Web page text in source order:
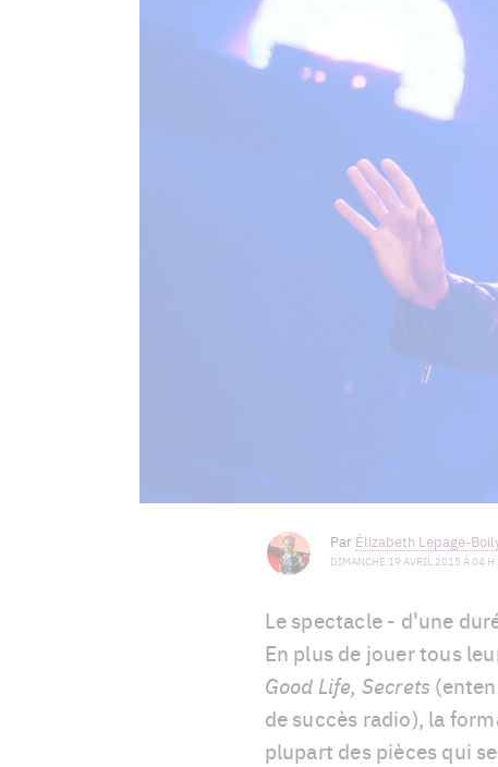
Par Élizabeth Lepage-
DIMANCHE 19 AVRIL 2015 À 04 H
Le spectacle - d'une
En plus de jouer tous
Good Life, Secrets
de succès radio), la
plupart des pièces qui